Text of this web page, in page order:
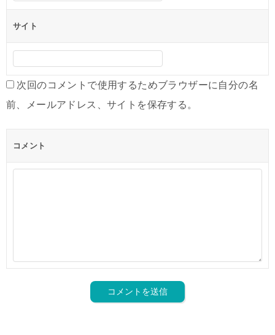
サイト
次回のコメントで使用するためブラウザーに自分の名
前、メールアドレス、サイトを保存する。
コメント